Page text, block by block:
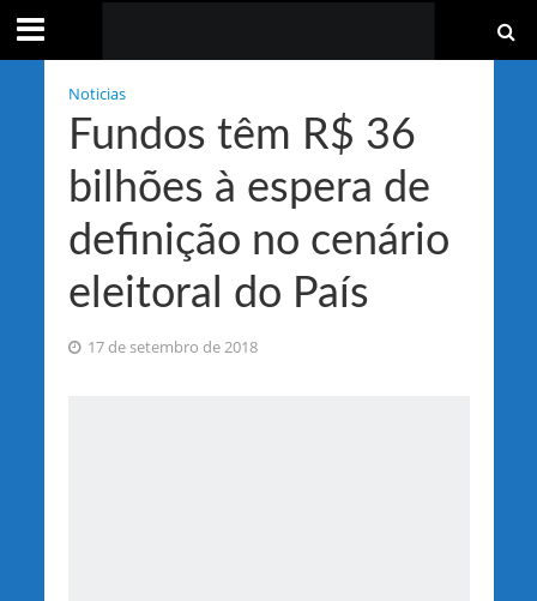
Noticias
Fundos têm R$ 36
bilhões à espera de
definição no cenário
eleitoral do País
17 de setembro de 2018